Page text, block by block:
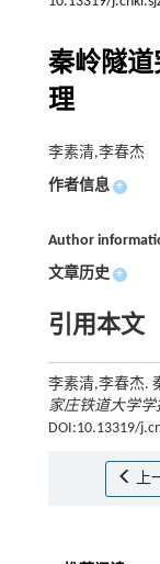
秦岭隧
理
李素清,李春杰
作者信息 +
Author
文章历史 +
引用本文
李素清,李春杰.
家庄铁道大学学
DOI:10.13319/
上